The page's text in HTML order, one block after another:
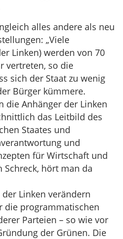
alles andere als neu
„Viele
Linken) werden von 70
vertreten, so die
sich der Staat zu wenig
Bürger kümmere.
die Anhänger der Linken
das Leitbild des
Staates und
und
für Wirtschaft und
Schreck, hört man da
der Linken verändern
die programmatischen
Parteien – so wie vor
der Grünen. Die